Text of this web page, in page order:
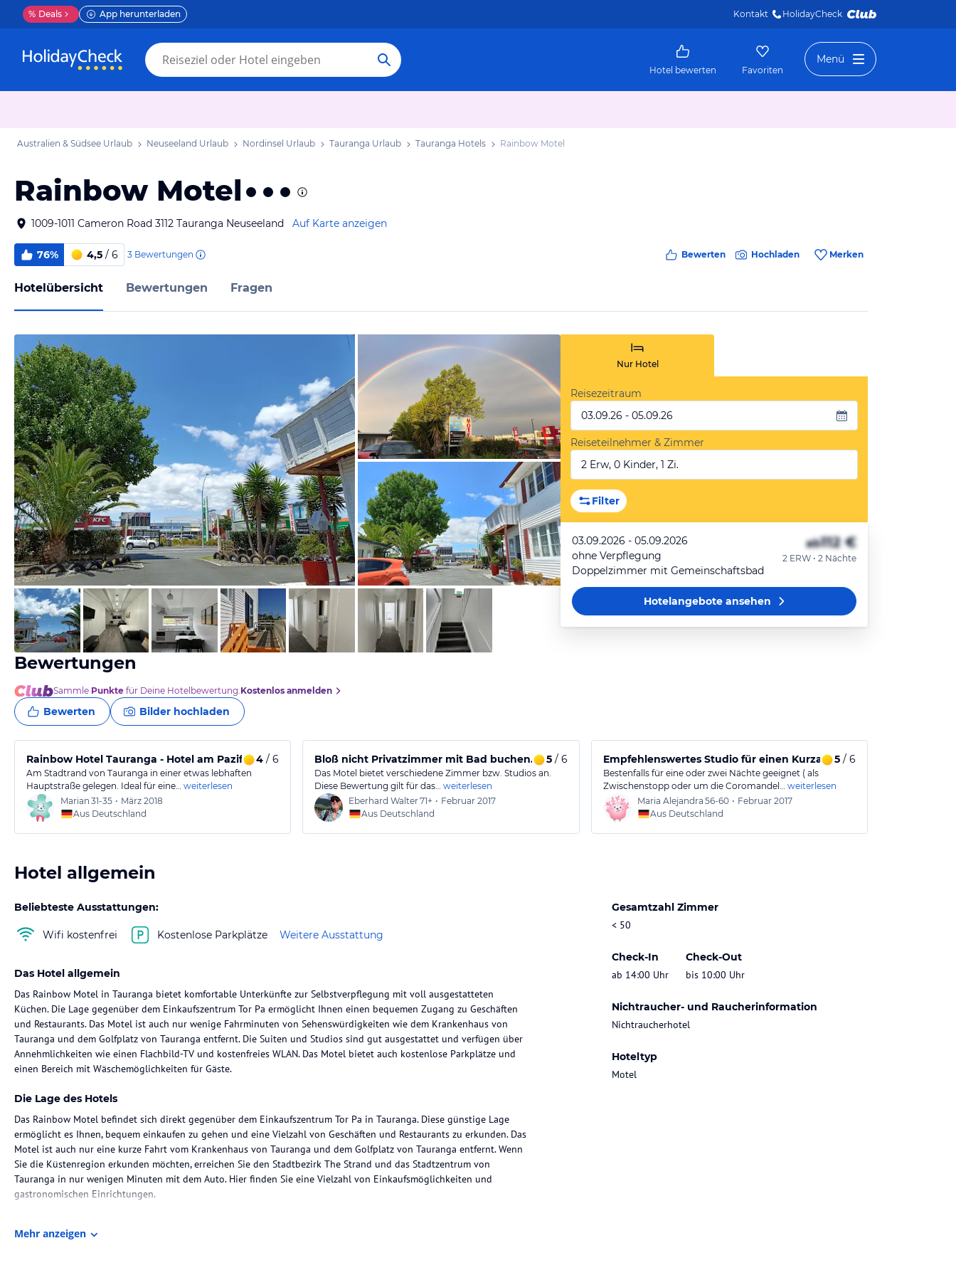
% Deals App herunterladen Kontakt HolidayCheck
Hotel bewerten Favoriten
Menü
Australien & Südsee Urlaub Neuseeland Urlaub Nordinsel Urlaub Tauranga Urlaub Tauranga Hotels Rainbow Motel
Rainbow Motel
1009-1011 Cameron Road 3112 Tauranga Neuseeland Auf Karte anzeigen
76% 4,5 / 6 3 Bewertungen Bewerten Hochladen Merken
Hotelübersicht Bewertungen Fragen
von Booking.com
von Booking.com
von Booking.com
Nur Hotel
Reisezeitraum
03.09.26 - 05.09.26
Reiseteilnehmer & Zimmer
2 Erw, 0 Kinder, 1 Zi.
Filter
03.09.2026 - 05.09.2026
ohne Verpflegung
Doppelzimmer mit Gemeinschaftsbad
ab112 €
2 ERW • 2 Nächte
Hotelangeboteansehen
Bewertungen
Sammle Punkte für Deine Hotelbewertung.Kostenlos anmelden
Bewerten Bilder hochladen
Rainbow Hotel Tauranga - Hotel am Pazifik 4 / 6
Am Stadtrand von Tauranga in einer etwas lebhaften
Hauptstraße gelegen. Ideal für eine… weiterlesen
Marian 31-35 • März 2018
Aus Deutschland
Bloß nicht Privatzimmer mit Bad buchen. 5/ 6
Das Motel bietet verschiedene Zimmer bzw. Studios an.
Diese Bewertung gilt für das… weiterlesen
Eberhard Walter71+ • Februar 2017
Aus Deutschland
Empfehlenswertes Studio für einen Kurzaufenthalt.
5/ 6
Bestenfalls für eine oder zwei Nächte geeignet ( als
Zwischenstopp oder um die Coromandel… weiterlesen
Maria Alejandra 56-60 • Februar 2017
Aus Deutschland
Hotel allgemein
Beliebteste Ausstattungen:
Wifi kostenfrei Kostenlose Parkplätze Weitere Ausstattung
Gesamtzahl Zimmer
< 50
Check-In
ab 14:00 Uhr
Check-Out
bis 10:00 Uhr
Nichtraucher- und Raucherinformation
Nichtraucherhotel
Hoteltyp
Motel
Das Hotel allgemein
Das Rainbow Motel in Tauranga bietet komfortable Unterkünfte zur Selbstverpflegung mit voll ausgestatteten
Küchen. Die Lage gegenüber dem Einkaufszentrum Tor Pa ermöglicht Ihnen einen bequemen Zugang zu Geschäften
und Restaurants. Das Motel ist auch nur wenige Fahrminuten von Sehenswürdigkeiten wie dem Krankenhaus von
Tauranga und dem Golfplatz von Tauranga entfernt. Die Suiten und Studios sind gut ausgestattet und verfügen über
Annehmlichkeiten wie einen Flachbild-TV und kostenfreies WLAN. Das Motel bietet auch kostenlose Parkplätze und
einen Bereich mit Wäschemöglichkeiten für Gäste.
Die Lage des Hotels
Das Rainbow Motel befindet sich direkt gegenüber dem Einkaufszentrum Tor Pa in Tauranga. Diese günstige Lage
ermöglicht es Ihnen, bequem einkaufen zu gehen und eine Vielzahl von Geschäften und Restaurants zu erkunden. Das
Motel ist auch nur eine kurze Fahrt vom Krankenhaus von Tauranga und dem Golfplatz von Tauranga entfernt. Wenn
Sie die Küstenregion erkunden möchten, erreichen Sie den Stadtbezirk The Strand und das Stadtzentrum von
Tauranga in nur wenigen Minuten mit dem Auto. Hier finden Sie eine Vielzahl von Einkaufsmöglichkeiten und
gastronomischen Einrichtungen.
Mehr anzeigen